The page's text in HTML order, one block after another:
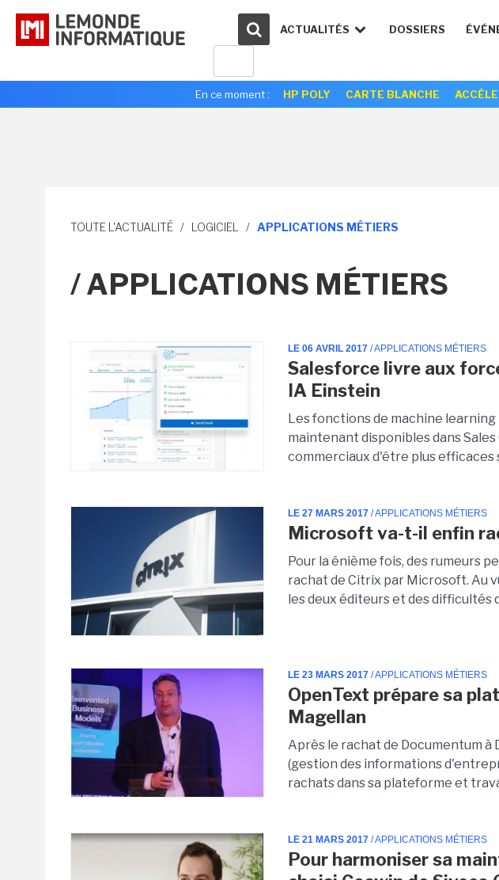
ACTUALITÉS DOSSIERS
En ce moment : HP POLY CARTE BLANCHE
TOUTE L'ACTUALITÉ / LOGICIEL / APPLICATIONS MÉTIERS
/ APPLICATIONS MÉTIERS
LE 06 AVRIL 2017 / APPLICATIONS MÉTIERS
Salesforce livre aux
IA Einstein
Les fonctions de machine
maintenant disponibles dans
commerciaux d'être plus efficaces
LE 27 MARS 2017 / APPLICATIONS MÉTIERS
Microsoft va-t-il enfin
Pour la énième fois, des rumeurs
rachat de Citrix par Microsoft. Au
les deux éditeurs et des difficultés
LE 23 MARS 2017 / APPLICATIONS MÉTIERS
OpenText prépare sa
Magellan
Après le rachat de Documentum à
(gestion des informations
rachats dans sa plateforme et
LE 21 MARS 2017 / APPLICATIONS MÉTIERS
Pour harmoniser sa